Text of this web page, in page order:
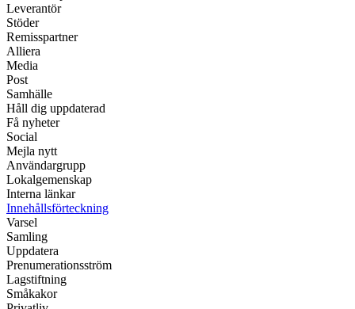
Leverantör
Stöder
Remisspartner
Alliera
Media
Post
Samhälle
Håll dig uppdaterad
Få nyheter
Social
Mejla nytt
Användargrupp
Lokalgemenskap
Interna länkar
Innehållsförteckning
Varsel
Samling
Uppdatera
Prenumerationsström
Lagstiftning
Småkakor